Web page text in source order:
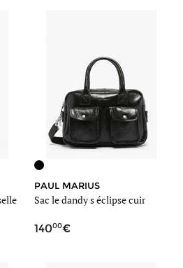
PAUL MARIUS
Sac le dandy s éclipse cuir
14000